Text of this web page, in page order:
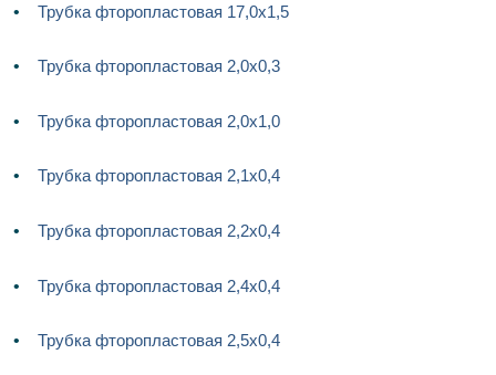
Трубка фторопластовая 17,0х1,5
Трубка фторопластовая 2,0х0,3
Трубка фторопластовая 2,0х1,0
Трубка фторопластовая 2,1х0,4
Трубка фторопластовая 2,2х0,4
Трубка фторопластовая 2,4х0,4
Трубка фторопластовая 2,5х0,4